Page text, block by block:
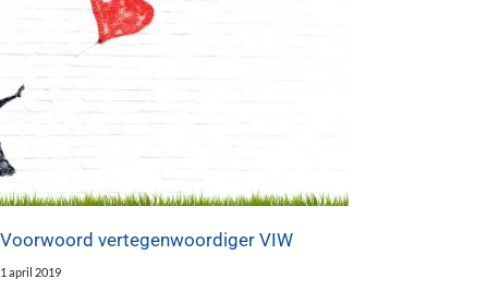
Voorwoord vertegenwoordiger VIW
1 april 2019